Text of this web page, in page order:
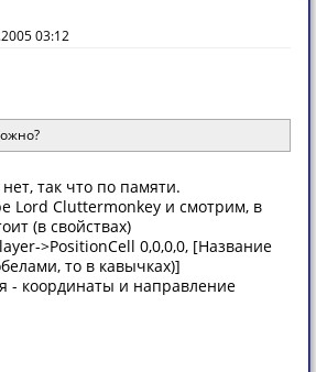
03:12
так что по памяти.
Lord Cluttermonkey и смотрим, в
(в свойствах)
>PositionCell 0,0,0,0, [Название
то в кавычках)]
- координаты и направление